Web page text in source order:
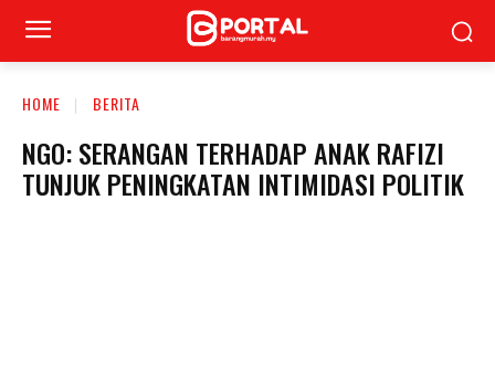
HOME BERITA
NGO: SERANGAN TERHADAP ANAK RAFIZI
TUNJUK PENINGKATAN INTIMIDASI POLITIK